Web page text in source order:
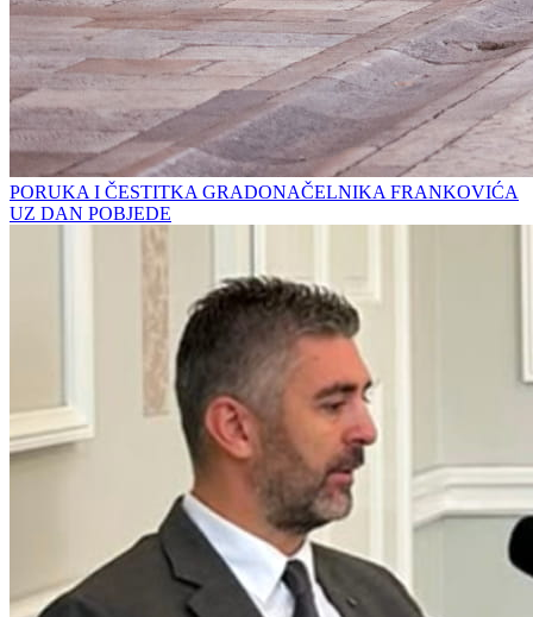
PORUKA I ČESTITKA GRADONAČELNIKA FRANKOVIĆA
UZ DAN POBJEDE